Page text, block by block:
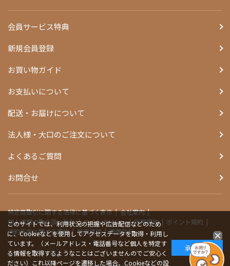
会員サービス特典
新規会員登録
お買い物ガイド
お支払いについて
配送・お届けについて
法人様・大口のご注文について
よくあるご質問
お問合せ
特定商取引に関する法律に基づく表示
会社案内
個人情報の取り扱い指針
サイトポリシー 利用規約
ポイント規約
予約販売に関する規約
推奨環境 画面共有
このサイトでは、利用状況の把握や広告配信などのため
に、Cookieなどを使用してアクセスデータを取得・利用し
ています。（メールアドレス・電話番号など個人を特定す
る情報を取得するようなことはございませんのでご安心く
ださい）これ以降ページを遷移した場合、Cookieなどの設
承諾する